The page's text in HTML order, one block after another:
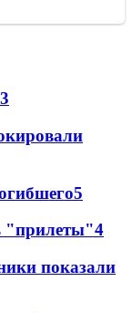
5
"прилеты"4
показали